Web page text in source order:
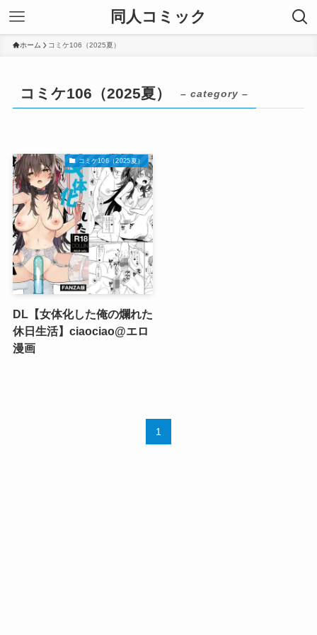
同人コミック
ホーム コミケ106（2025夏）
コミケ106（2025夏） – category –
コミケ106（2025夏）
DL【女体化した俺の爛れた
休日生活】ciaociao@エロ
漫画
1